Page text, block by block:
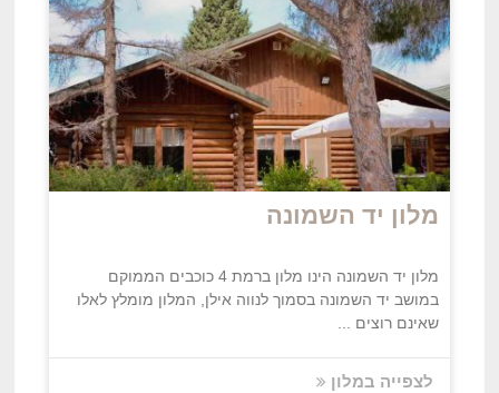
מלון יד השמונה
מלון יד השמונה הינו מלון ברמת 4 כוכבים הממוקם
במושב יד השמונה בסמוך לנווה אילן, המלון מומלץ לאלו
שאינם רוצים ...
לצפייה במלון